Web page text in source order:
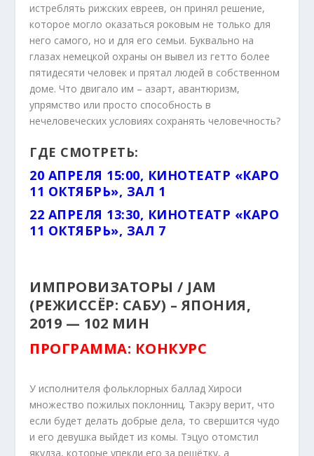
истреблять рижских евреев, он принял решение,
которое могло оказаться роковым не только для
него самого, но и для его семьи. Буквально на
глазах немецкой охраны он вывел из гетто более
пятидесяти человек и прятал людей в собственном
доме. Что двигало им – азарт, авантюризм,
упрямство или просто способность в
нечеловеческих условиях сохранять человечность?
ГДЕ СМОТРЕТЬ:
20 АПРЕЛЯ 15:00, КИНОТЕАТР «КАРО
11 ОКТЯБРЬ», ЗАЛ 1
22 АПРЕЛЯ 13:30, КИНОТЕАТР «КАРО
11 ОКТЯБРЬ», ЗАЛ 7
ИМПРОВИЗАТОРЫ / JAM
(РЕЖИССЁР: САБУ) – ЯПОНИЯ,
2019 — 102 МИН
ПРОГРАММА: КОНКУРС
У исполнителя фольклорных баллад Хироси
множество пожилых поклонниц. Такэру верит, что
если будет делать добрые дела, то свершится чудо
и его девушка выйдет из комы. Тэцуо отомстил
якудза, которые упекли его за решётку, а